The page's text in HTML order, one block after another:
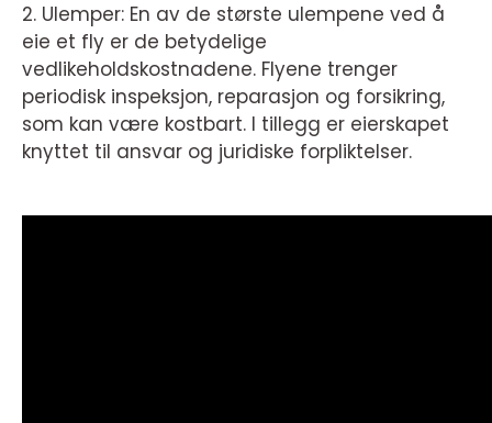
2. Ulemper: En av de største ulempene ved å
eie et fly er de betydelige
vedlikeholdskostnadene. Flyene trenger
periodisk inspeksjon, reparasjon og forsikring,
som kan være kostbart. I tillegg er eierskapet
knyttet til ansvar og juridiske forpliktelser.